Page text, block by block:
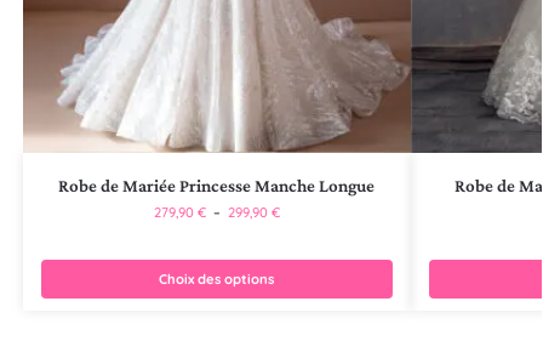
Robe de Mariée Princesse Manche Longue
279,90 € – 299,90 €
Choix des options
Robe de